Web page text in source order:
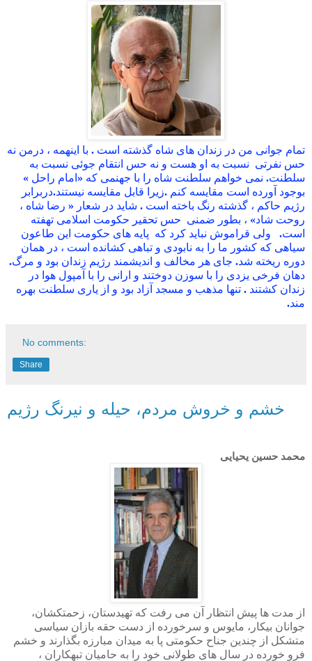
تمام جوانی من در زندان های شاه گذشته است . با اینهمه ، درمن نه
حس نفرتی نسبت به او هست و نه حس انتقام جوئی نسبت به
سلطنت. نمی خواهم سلطنت شاه را با جهنمی که « امام راحل »
بوجود آورده است مقایسه کنم .زیرا قابل مقایسه نیستند.دربرابر
رژیم حاکم ، گذشته رنگ باخته است . شاید در شعار « رضا شاه ،
روحت شاد» ، بطور ضمنی حس تحقیر حکومت اسلامی تهفته
است. ولی قراموش نباید کرد که پایه های حکومت این طاعون
سیاهی که کشور ما را به نابودی و تباهی کشانده است ، در همان
دوره ریخته شد. جای هر مخالف و اندیشمند رژيم زندان بود و مرگ.
دهان فرخی یزدی را با سوزن دوختند و ارانی را با آمپول هوا در
زندان کشتند . تنها مذهب و مسجد آزاد بود و از یاری سلطنت بهره
مند.
No comments:
Share
خشم و خروش مردم، حیله و نیرنگ رژیم
محمد حسین یحیایی
از مدت ها پیش انتظار آن می رفت که تهیدستان، زحمتکشان،
جوانان بیکار، مایوس و سرخورده از دست حقه بازان سیاسی
متشکل از چندین جناح حکومتی پا به میدان مبارزه بگذارند و خشم
فرو خورده در سال های طولانی خود را به حامیان تبهکاران ،